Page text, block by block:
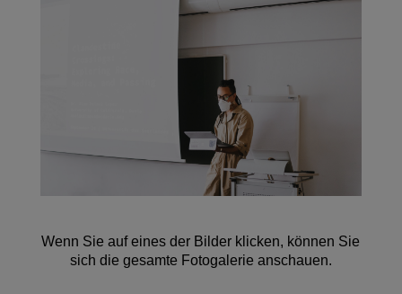
Wenn Sie auf eines der Bilder klicken, können Sie
sich die gesamte Fotogalerie anschauen.